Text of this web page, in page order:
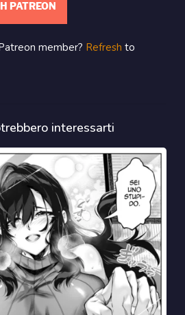
PATREON
member? Refresh to
interessarti